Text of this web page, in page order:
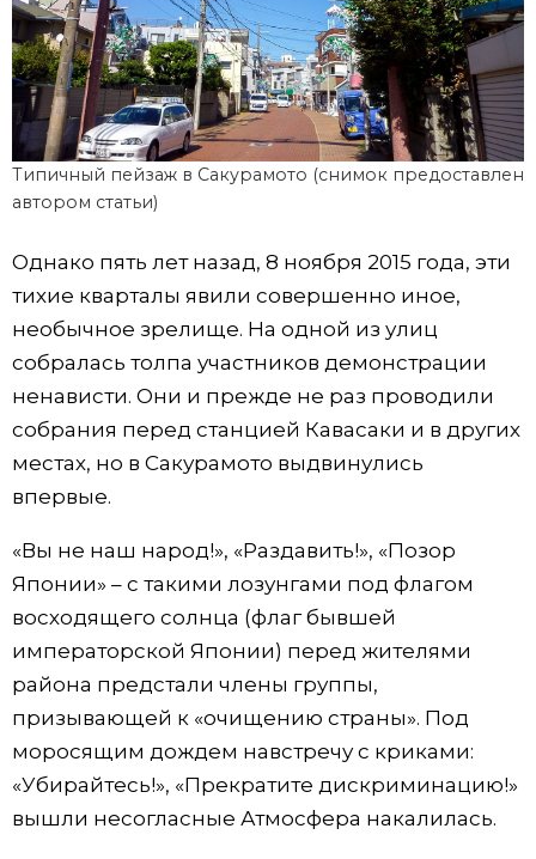
Типичный пейзаж в Сакурамото (снимок предоставлен
автором статьи)
Однако пять лет назад, 8 ноября 2015 года, эти
тихие кварталы явили совершенно иное,
необычное зрелище. На одной из улиц
собралась толпа участников демонстрации
ненависти. Они и прежде не раз проводили
собрания перед станцией Кавасаки и в других
местах, но в Сакурамото выдвинулись
впервые.
«Вы не наш народ!», «Раздавить!», «Позор
Японии» – с такими лозунгами под флагом
восходящего солнца (флаг бывшей
императорской Японии) перед жителями
района предстали члены группы,
призывающей к «очищению страны». Под
моросящим дождем навстречу с криками:
«Убирайтесь!», «Прекратите дискриминацию!»
вышли несогласные Атмосфера накалилась.